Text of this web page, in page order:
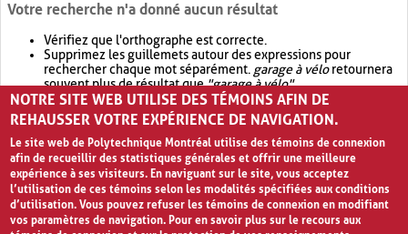
Votre recherche n'a donné aucun résultat
Vérifiez que l'orthographe est correcte.
Supprimez les guillemets autour des expressions pour
rechercher chaque mot séparément. garage à véloretournera
souvent plus de résultat que"garage à vélo".
Envisagez d'élargir votre recherche avec OR.garage OR vélo
retournera souvent plus de résultat quegarage à vélo
NOTRE SITE WEB UTILISE DES TÉMOINS AFIN DE
REHAUSSER VOTRE EXPÉRIENCE DE NAVIGATION.
Le site web de Polytechnique Montréal utilise des témoins de connexion
afin de recueillir des statistiques générales et offrir une meilleure
expérience à ses visiteurs. En naviguant sur le site, vous acceptez
l’utilisation de ces témoins selon les modalités spécifiées aux conditions
d’utilisation. Vous pouvez refuser les témoins de connexion en modifiant
vos paramètres de navigation. Pour en savoir plus sur le recours aux